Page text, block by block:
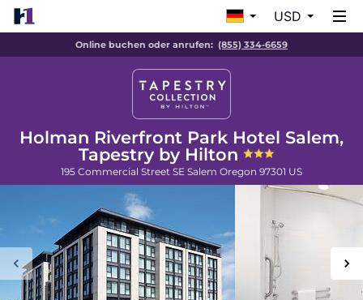
USD
Online buchen oder anrufen: (855) 334-6659
Holman Riverfront Park Hotel Salem,
Tapestry by Hilton
195 Commercial Street SE Salem Oregon 97301 US